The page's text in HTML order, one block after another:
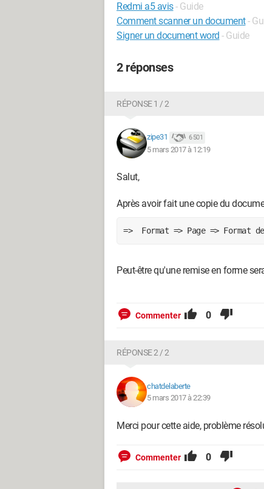
Redmi a5 avis- Guide
Comment scanner un document-
Signer un document word - Guide
2 réponses
RÉPONSE 1 / 2
zipe31 6 501
5 mars 2017 à 12:19
Salut,
Après avoir fait une copie du
=>  Format => Page => Format
Peut-être qu'une remise en forme
Commenter 0
RÉPONSE 2 / 2
chatdelaberte
5 mars 2017 à 22:39
Merci pour cette aide, problème
Commenter 0